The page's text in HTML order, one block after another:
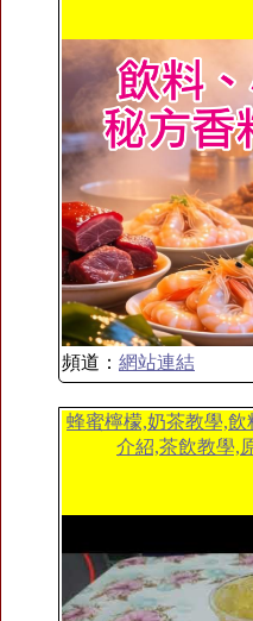
頻道： 網站連結
蜂蜜檸檬,奶茶教學,
介紹,茶飲教學,